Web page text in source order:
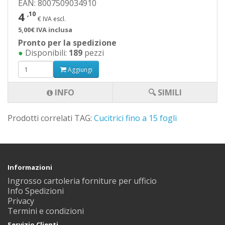
EAN: 8007509034910
4 ,10
€ IVA escl.
5,00€ IVA inclusa
Pronto per la spedizione
● Disponibili: 189 pezzi
Aggiungi
INFO 🔍 SIMILI
Prodotti correlati TAG: Cucitrici fino a 15 fogli
Informazioni
Ingrosso cartoleria forniture per ufficio
Info Spedizioni
Privacy
Termini e condizioni